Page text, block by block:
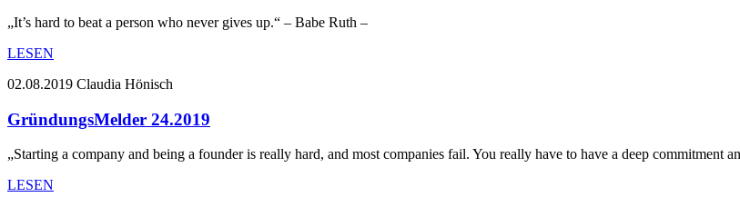
„It’s hard to beat a person who never gives up.“ – Babe Ruth –
LESEN
02.08.2019 Claudia Hönisch
GründungsMelder 24.2019
„Starting a company and being a founder is really hard, and most companies fail. You really have to have a deep commitment
LESEN